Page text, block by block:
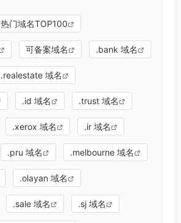
热门域名TOP100
可备案域名 .bank 域名
.realestate 域名
.id 域名 .trust 域名
.xerox 域名 .ir 域名
.pru 域名 .melbourne 域名
.olayan 域名
.sale 域名 .sj 域名